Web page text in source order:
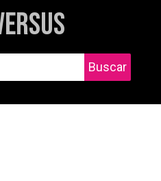
Buscar